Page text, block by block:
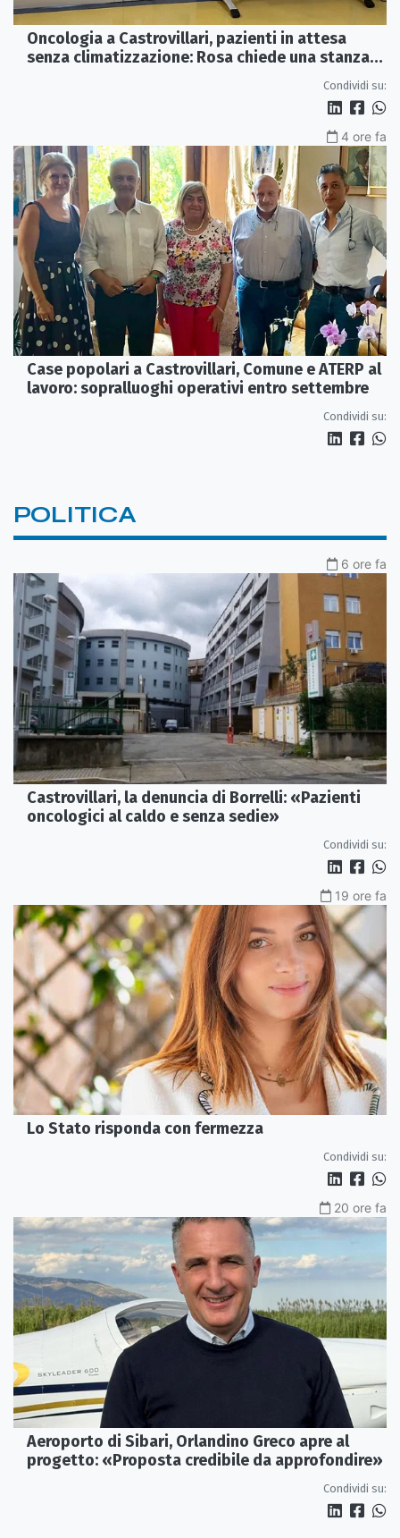
Oncologia a Castrovillari, pazienti in attesa
senza climatizzazione: Rosa chiede una stanza
Condividi su:
4 ore fa
Case popolari a Castrovillari, Comune e ATERP al
lavoro: sopralluoghi operativi entro settembre
Condividi su:
POLITICA
6 ore fa
Castrovillari, la denuncia di Borrelli: «Pazienti
oncologici al caldo e senza sedie»
Condividi su:
19 ore fa
Lo Stato risponda con fermezza
Condividi su:
20 ore fa
Aeroporto di Sibari, Orlandino Greco apre al
progetto: «Proposta credibile da approfondire»
Condividi su: